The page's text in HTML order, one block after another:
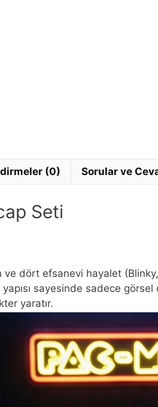
(0) Sorular ve
Seti
dört efsanevi hayalet
sayesinde sadece
yaratır.